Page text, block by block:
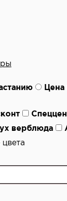
верблюда